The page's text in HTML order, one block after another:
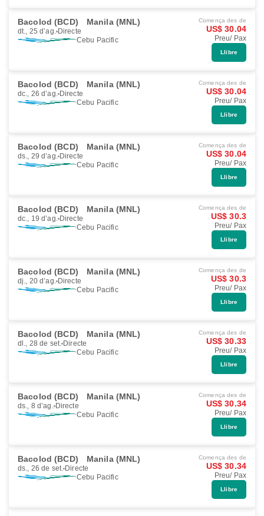
Bacolod (BCD) Manila (MNL)
dt., 25 d’ag. Directe
Cebu Pacific
Comença des de
US$ 30.04
Preu/ Pax
Llibre
Bacolod (BCD) Manila (MNL)
dc., 26 d’ag. Directe
Cebu Pacific
Comença des de
US$ 30.04
Preu/ Pax
Llibre
Bacolod (BCD) Manila (MNL)
ds., 29 d’ag. Directe
Cebu Pacific
Comença des de
US$ 30.04
Preu/ Pax
Llibre
Bacolod (BCD) Manila (MNL)
dc., 19 d’ag. Directe
Cebu Pacific
Comença des de
US$ 30.3
Preu/ Pax
Llibre
Bacolod (BCD) Manila (MNL)
dj., 20 d’ag. Directe
Cebu Pacific
Comença des de
US$ 30.3
Preu/ Pax
Llibre
Bacolod (BCD) Manila (MNL)
dl., 28 de set. Directe
Cebu Pacific
Comença des de
US$ 30.33
Preu/ Pax
Llibre
Bacolod (BCD) Manila (MNL)
ds., 8 d’ag. Directe
Cebu Pacific
Comença des de
US$ 30.34
Preu/ Pax
Llibre
Bacolod (BCD) Manila (MNL)
ds., 26 de set. Directe
Cebu Pacific
Comença des de
US$ 30.34
Preu/ Pax
Llibre